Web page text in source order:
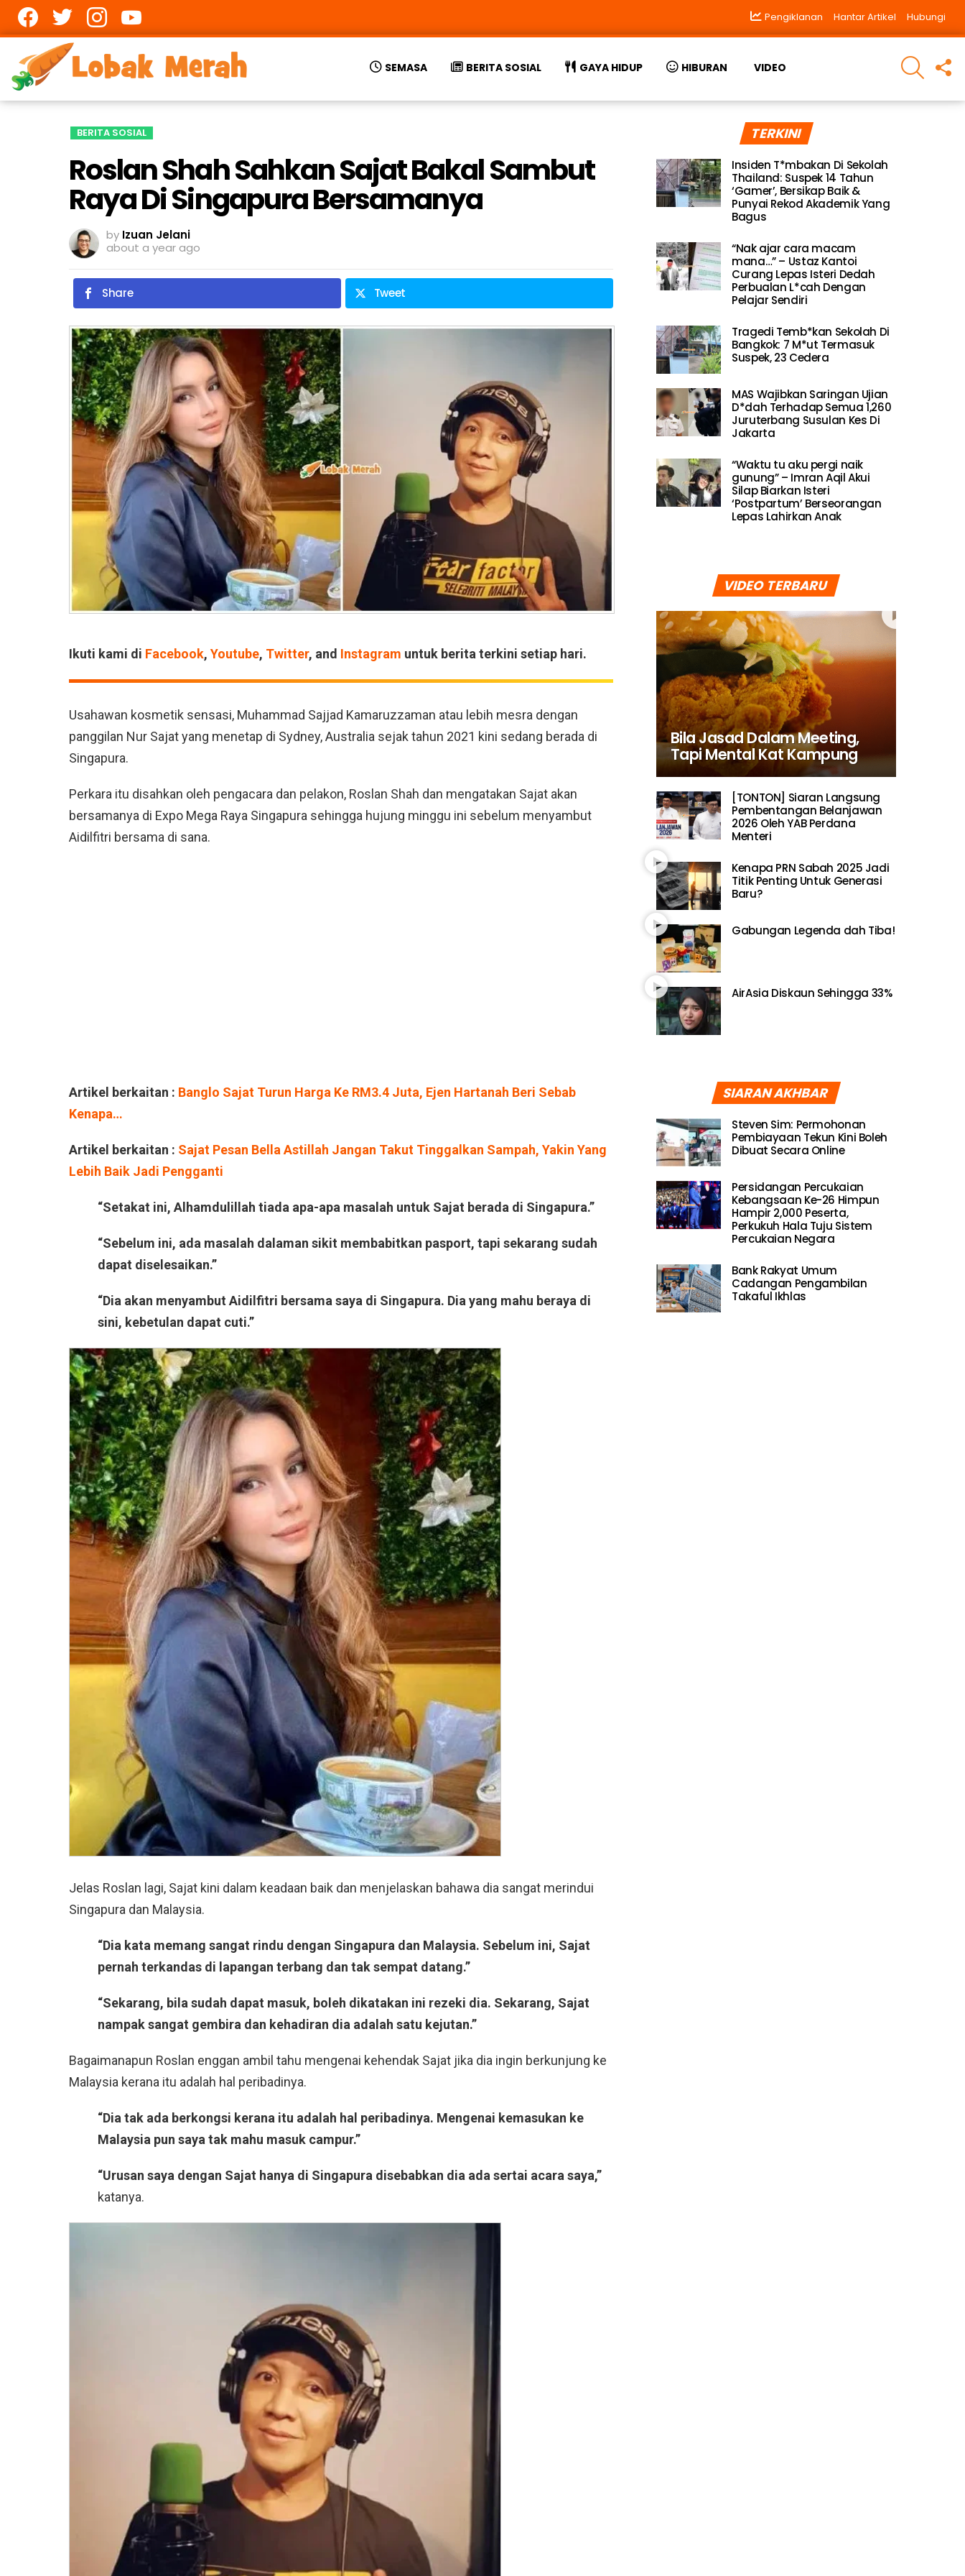
Pengiklanan Hantar Artikel Hubungi
SEMASA BERITA SOSIAL GAYA HIDUP HIBURAN VIDEO
SEARCH
BERITA SOSIAL
Roslan Shah Sahkan Sajat Bakal Sambut
Raya Di Singapura Bersamanya
by Izuan Jelani
about a year ago
Share Tweet
Ikuti kami di Facebook, Youtube, Twitter, and Instagram untuk berita terkini setiap hari.
Usahawan kosmetik sensasi, Muhammad Sajjad Kamaruzzaman atau lebih mesra dengan
panggilan Nur Sajat yang menetap di Sydney, Australia sejak tahun 2021 kini sedang berada di
Singapura.
Perkara itu disahkan oleh pengacara dan pelakon, Roslan Shah dan mengatakan Sajat akan
bersamanya di Expo Mega Raya Singapura sehingga hujung minggu ini sebelum menyambut
Aidilfitri bersama di sana.
Artikel berkaitan : Banglo Sajat Turun Harga Ke RM3.4 Juta, Ejen Hartanah Beri Sebab
Kenapa…
Artikel berkaitan : Sajat Pesan Bella Astillah Jangan Takut Tinggalkan Sampah, Yakin Yang
Lebih Baik Jadi Pengganti
“Setakat ini, Alhamdulillah tiada apa-apa masalah untuk Sajat berada di Singapura.”
“Sebelum ini, ada masalah dalaman sikit membabitkan pasport, tapi sekarang sudah
dapat diselesaikan.”
“Dia akan menyambut Aidilfitri bersama saya di Singapura. Dia yang mahu beraya di
sini, kebetulan dapat cuti.”
Jelas Roslan lagi, Sajat kini dalam keadaan baik dan menjelaskan bahawa dia sangat merindui
Singapura dan Malaysia.
“Dia kata memang sangat rindu dengan Singapura dan Malaysia. Sebelum ini, Sajat
pernah terkandas di lapangan terbang dan tak sempat datang.”
“Sekarang, bila sudah dapat masuk, boleh dikatakan ini rezeki dia. Sekarang, Sajat
nampak sangat gembira dan kehadiran dia adalah satu kejutan.”
Bagaimanapun Roslan enggan ambil tahu mengenai kehendak Sajat jika dia ingin berkunjung ke
Malaysia kerana itu adalah hal peribadinya.
“Dia tak ada berkongsi kerana itu adalah hal peribadinya. Mengenai kemasukan ke
Malaysia pun saya tak mahu masuk campur.”
“Urusan saya dengan Sajat hanya di Singapura disebabkan dia ada sertai acara saya,”
katanya.
TERKINI
Insiden T*mbakan Di Sekolah
Thailand: Suspek 14 Tahun
‘Gamer’, Bersikap Baik &
Punyai Rekod Akademik Yang
Bagus
“Nak ajar cara macam
mana…” – Ustaz Kantoi
Curang Lepas Isteri Dedah
Perbualan L*cah Dengan
Pelajar Sendiri
Tragedi Temb*kan Sekolah Di
Bangkok: 7 M*ut Termasuk
Suspek, 23 Cedera
MAS Wajibkan Saringan Ujian
D*dah Terhadap Semua 1,260
Juruterbang Susulan Kes Di
Jakarta
“Waktu tu aku pergi naik
gunung” – Imran Aqil Akui
Silap Biarkan Isteri
‘Postpartum’ Berseorangan
Lepas Lahirkan Anak
VIDEO TERBARU
Bila Jasad Dalam Meeting,
Tapi Mental Kat Kampung
[TONTON] Siaran Langsung
Pembentangan Belanjawan
2026 Oleh YAB Perdana
Menteri
Kenapa PRN Sabah 2025 Jadi
Titik Penting Untuk Generasi
Baru?
Gabungan Legenda dah Tiba!
AirAsia Diskaun Sehingga 33%
SIARAN AKHBAR
Steven Sim: Permohonan
Pembiayaan Tekun Kini Boleh
Dibuat Secara Online
Persidangan Percukaian
Kebangsaan Ke-26 Himpun
Hampir 2,000 Peserta,
Perkukuh Hala Tuju Sistem
Percukaian Negara
Bank Rakyat Umum
Cadangan Pengambilan
Takaful Ikhlas